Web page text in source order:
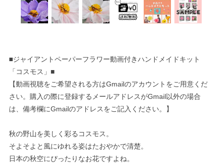
■ジャイアントペーパーフラワー動画付きハンドメイドキット
「コスモス」■
【動画視聴をご希望される方はGmailのアカウントをご用意くだ
さい。購入の際に登録するメールアドレスがGmail以外の場合
は、備考欄にGmailのアドレスをご記入ください。】
秋の野山を美しく彩るコスモス。
そよそよと風にゆれる姿はたおやかで清楚。
日本の秋空にぴったりなお花ですよね。